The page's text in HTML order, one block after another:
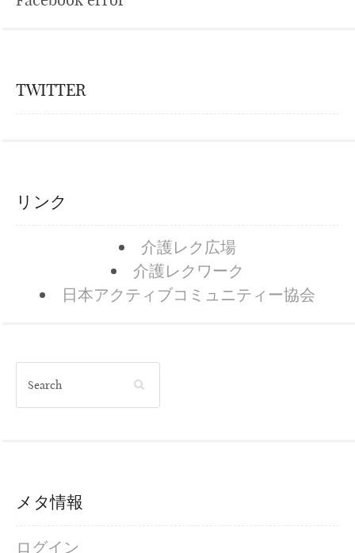
TWITTER
リンク
介護レク広場
介護レクワーク
日本アクティブコミュニティー協会
メタ情報
ログイン